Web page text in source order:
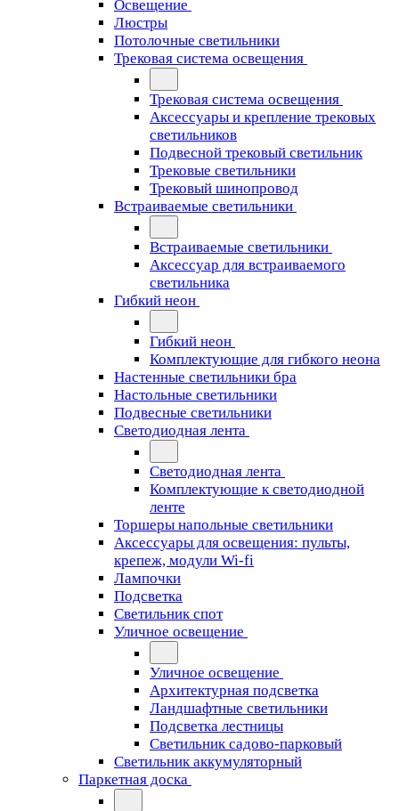
Освещение
Люстры
Потолочные светильники
Трековая система освещения
Трековая система освещения
Аксессуары и крепление трековых
светильников
Подвесной трековый светильник
Трековые светильники
Трековый шинопровод
Встраиваемые светильники
Встраиваемые светильники
Аксессуар для встраиваемого
светильника
Гибкий неон
Гибкий неон
Комплектующие для гибкого неона
Настенные светильники бра
Настольные светильники
Подвесные светильники
Светодиодная лента
Светодиодная лента
Комплектующие к светодиодной
ленте
Торшеры напольные светильники
Аксессуары для освещения: пульты,
крепеж, модули Wi-fi
Лампочки
Подсветка
Светильник спот
Уличное освещение
Уличное освещение
Архитектурная подсветка
Ландшафтные светильники
Подсветка лестницы
Светильник садово-парковый
Светильник аккумуляторный
Паркетная доска